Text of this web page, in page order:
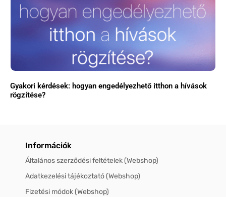
Gyakori kérdések: hogyan engedélyezhető itthon a hívások
rögzítése?
Információk
Általános szerződési feltételek (Webshop)
Adatkezelési tájékoztató (Webshop)
Fizetési módok (Webshop)